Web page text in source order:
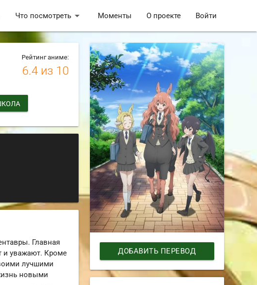
Что посмотретьarrow_drop_down Моменты О проекте Войти
Рейтинг аниме:
6.4 из 10
Главная
и уважают. Кроме
лучшими
новыми
ДОБАВИТЬ ПЕРЕВОД